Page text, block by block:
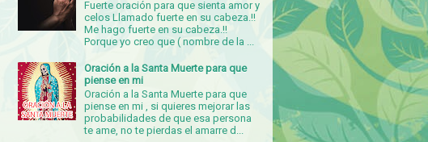
Fuerte oración para que sienta amor y
celos Llamado fuerte en su cabeza.!!
Me hago fuerte en su cabeza.!!
Porque yo creo que ( nombre de la ...
Oración a la Santa Muerte para que
piense en mi
Oración a la Santa Muerte para que
piense en mi , si quieres mejorar las
probabilidades de que esa persona
te ame, no te pierdas el amarre d...